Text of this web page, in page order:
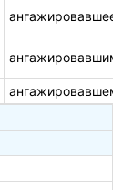
ангажировавшее
ангажировавшим
ангажировавшем